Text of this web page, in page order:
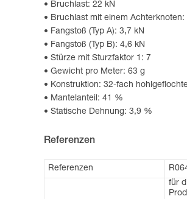
Bruchlast: 22 kN
Bruchlast mit einem Achterknoten:
Fangstoß (Typ A): 3,7 kN
Fangstoß (Typ B): 4,6 kN
Stürze mit Sturzfaktor 1: 7
Gewicht pro Meter: 63 g
Konstruktion: 32-fach
Mantelanteil: 41 %
Statische Dehnung: 3,9 %
Referenzen
Referenzen
für